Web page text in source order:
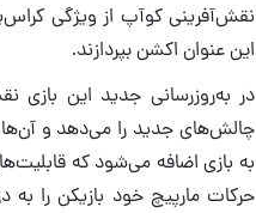
نقش‌آفرینی کوآپ از ویژگی
این عنوان اکشن بپردازند.